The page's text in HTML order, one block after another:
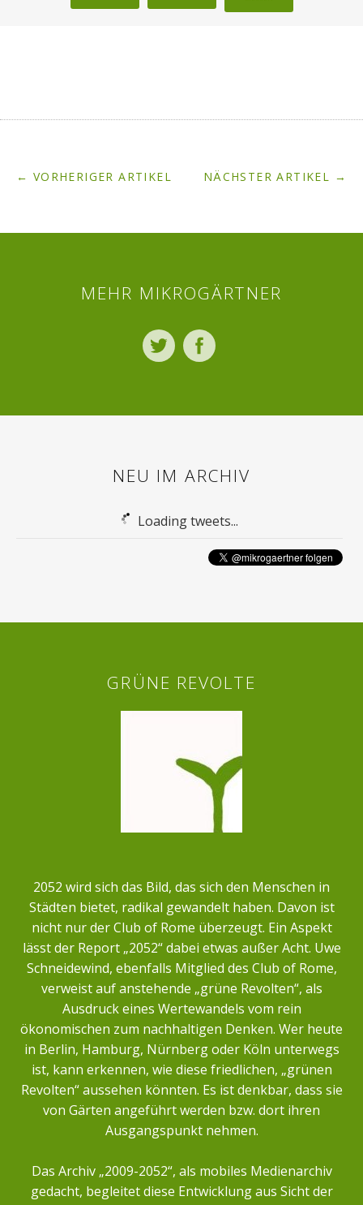
NÄCHSTER ARTIKEL →
← VORHERIGER ARTIKEL
MEHR MIKROGÄRTNER
Twitter
NEU IM ARCHIV
Loading tweets...
GRÜNE REVOLTE
2052 wird sich das Bild, das sich den Menschen in
Städten bietet, radikal gewandelt haben. Davon ist
nicht nur der Club of Rome überzeugt. Ein Aspekt
lässt der Report „2052“ dabei etwas außer Acht. Uwe
Schneidewind, ebenfalls Mitglied des Club of Rome,
verweist auf anstehende „grüne Revolten“, als
Ausdruck eines Wertewandels vom rein
ökonomischen zum nachhaltigen Denken. Wer heute
in Berlin, Hamburg, Nürnberg oder Köln unterwegs
ist, kann erkennen, wie diese friedlichen, „grünen
Revolten“ aussehen könnten. Es ist denkbar, dass sie
von Gärten angeführt werden bzw. dort ihren
Ausgangspunkt nehmen.
Das Archiv „2009-2052“, als mobiles Medienarchiv
gedacht, begleitet diese Entwicklung aus Sicht der